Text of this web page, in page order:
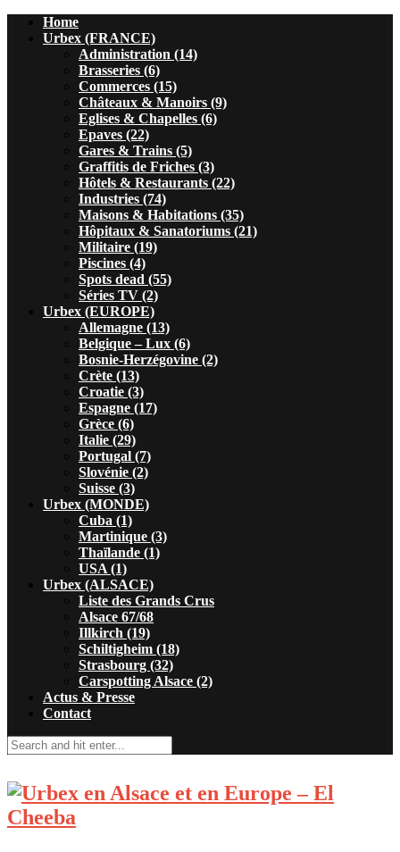
Home
Urbex (FRANCE)
Administration (14)
Brasseries (6)
Commerces (15)
Châteaux & Manoirs (9)
Eglises & Chapelles (6)
Epaves (22)
Gares & Trains (5)
Graffitis de Friches (3)
Hôtels & Restaurants (22)
Industries (74)
Maisons & Habitations (35)
Hôpitaux & Sanatoriums (21)
Militaire (19)
Piscines (4)
Spots dead (55)
Séries TV (2)
Urbex (EUROPE)
Allemagne (13)
Belgique – Lux (6)
Bosnie-Herzégovine (2)
Crète (13)
Croatie (3)
Espagne (17)
Grèce (6)
Italie (29)
Portugal (7)
Slovénie (2)
Suisse (3)
Urbex (MONDE)
Cuba (1)
Martinique (3)
Thaïlande (1)
USA (1)
Urbex (ALSACE)
Liste des Grands Crus
Alsace 67/68
Illkirch (19)
Schiltigheim (18)
Strasbourg (32)
Carspotting Alsace (2)
Actus & Presse
Contact